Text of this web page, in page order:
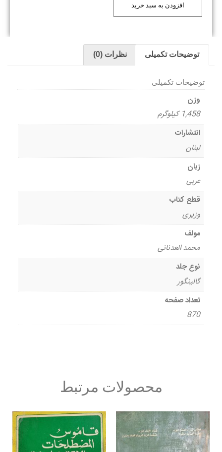
افزودن به سبد خرید
توضیحات تکمیلی نظرات (0)
توضیحات تکمیلی
وزن
1,458 کیلوگرم
انتشارات
لبنان
زبان
عربی
قطع کتاب
وزیری
مولف
محمد العدنانی
نوع جلد
گالینگور
تعداد صفحه
870
محصولات مرتبط